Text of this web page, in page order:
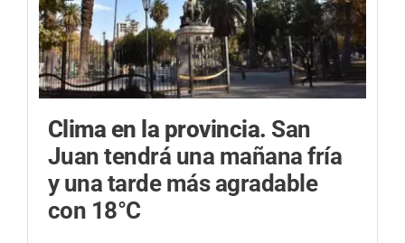
Clima en la provincia. San
Juan tendrá una mañana fría
y una tarde más agradable
con 18°C